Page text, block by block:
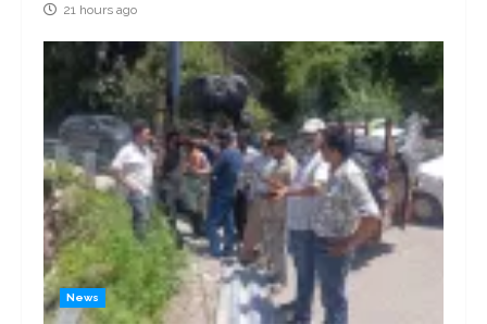
21 hours ago
News